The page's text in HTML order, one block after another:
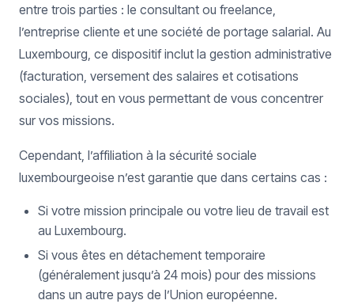
entre trois parties : le consultant ou freelance,
l’entreprise cliente et une société de portage salarial. Au
Luxembourg, ce dispositif inclut la gestion administrative
(facturation, versement des salaires et cotisations
sociales), tout en vous permettant de vous concentrer
sur vos missions.
Cependant, l’affiliation à la sécurité sociale
luxembourgeoise n’est garantie que dans certains cas :
Si votre mission principale ou votre lieu de travail est
au Luxembourg.
Si vous êtes en détachement temporaire
(généralement jusqu’à 24 mois) pour des missions
dans un autre pays de l’Union européenne.